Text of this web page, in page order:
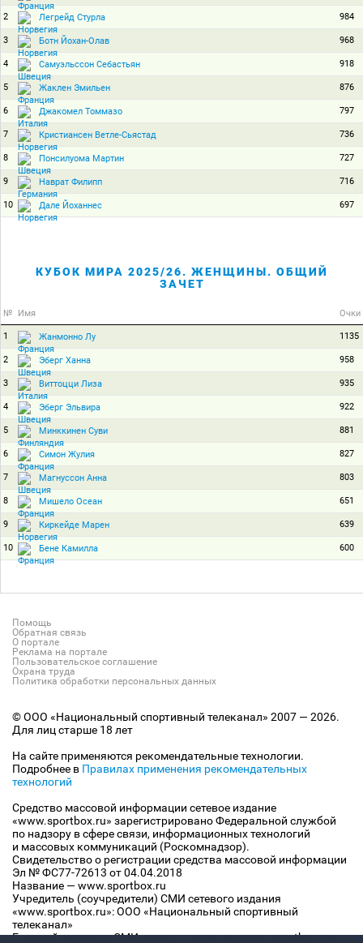
2 Легрейд Стурла 984
3 Ботн Йохан-Олав 968
4 Самуэльссон Себастьян 918
5 Жаклен Эмильен 876
6 Джакомел Томмазо 797
7 Кристиансен Ветле-Сьястад 736
8 Понсилуома Мартин 727
9 Наврат Филипп 716
10 Дале Йоханнес 697
КУБОК МИРА 2025/26. ЖЕНЩИНЫ. ОБЩИЙ
ЗАЧЕТ
№ Имя Очки
1 Жанмонно Лу 1135
2 Эберг Ханна 958
3 Виттоцци Лиза 935
4 Эберг Эльвира 922
5 Минккинен Суви 881
6 Симон Жулия 827
7 Магнуссон Анна 803
8 Мишело Осеан 651
9 Киркейде Марен 639
10 Бене Камилла 600
Помощь
Обратная связь
О портале
Реклама на портале
Пользовательское соглашение
Охрана труда
Политика обработки персональных данных
© ООО «Национальный спортивный телеканал» 2007 — 2026.
Для лиц старше 18 лет
На сайте применяются рекомендательные технологии.
Подробнее в Правилах применения рекомендательных
технологий
Средство массовой информации сетевое издание
«www.sportbox.ru» зарегистрировано Федеральной службой
по надзору в сфере связи, информационных технологий
и массовых коммуникаций (Роскомнадзор).
Свидетельство о регистрации средства массовой информации
Эл № ФС77-72613 от 04.04.2018
Название — www.sportbox.ru
Учредитель (соучредители) СМИ сетевого издания
«www.sportbox.ru»: ООО «Национальный спортивный
телеканал»
Главный редактор СМИ сетевого издания «www.sportbox.ru»: